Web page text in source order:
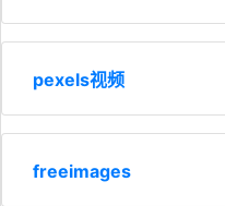
pexels视频
freeimages